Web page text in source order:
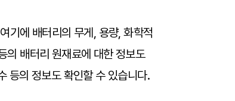
기에 배터리의 무게, 용량, 화학적
의 배터리 원재료에 대한 정보도
등의 정보도 확인할 수 있습니다.